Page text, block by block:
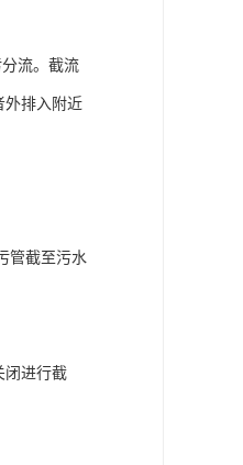
流。截流
外排入附近
管截至污水
闭进行截